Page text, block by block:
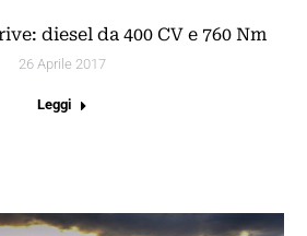
diesel da 400 CV e 760 Nm
26 Aprile 2017
Leggi